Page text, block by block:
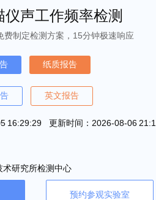
声工作频率检测
费制定检测方案，15分钟极速响应
纸质报告
英文报告
16:29:29 更新时间：2026-08-06
术研究所检测中心
预约参观实验室